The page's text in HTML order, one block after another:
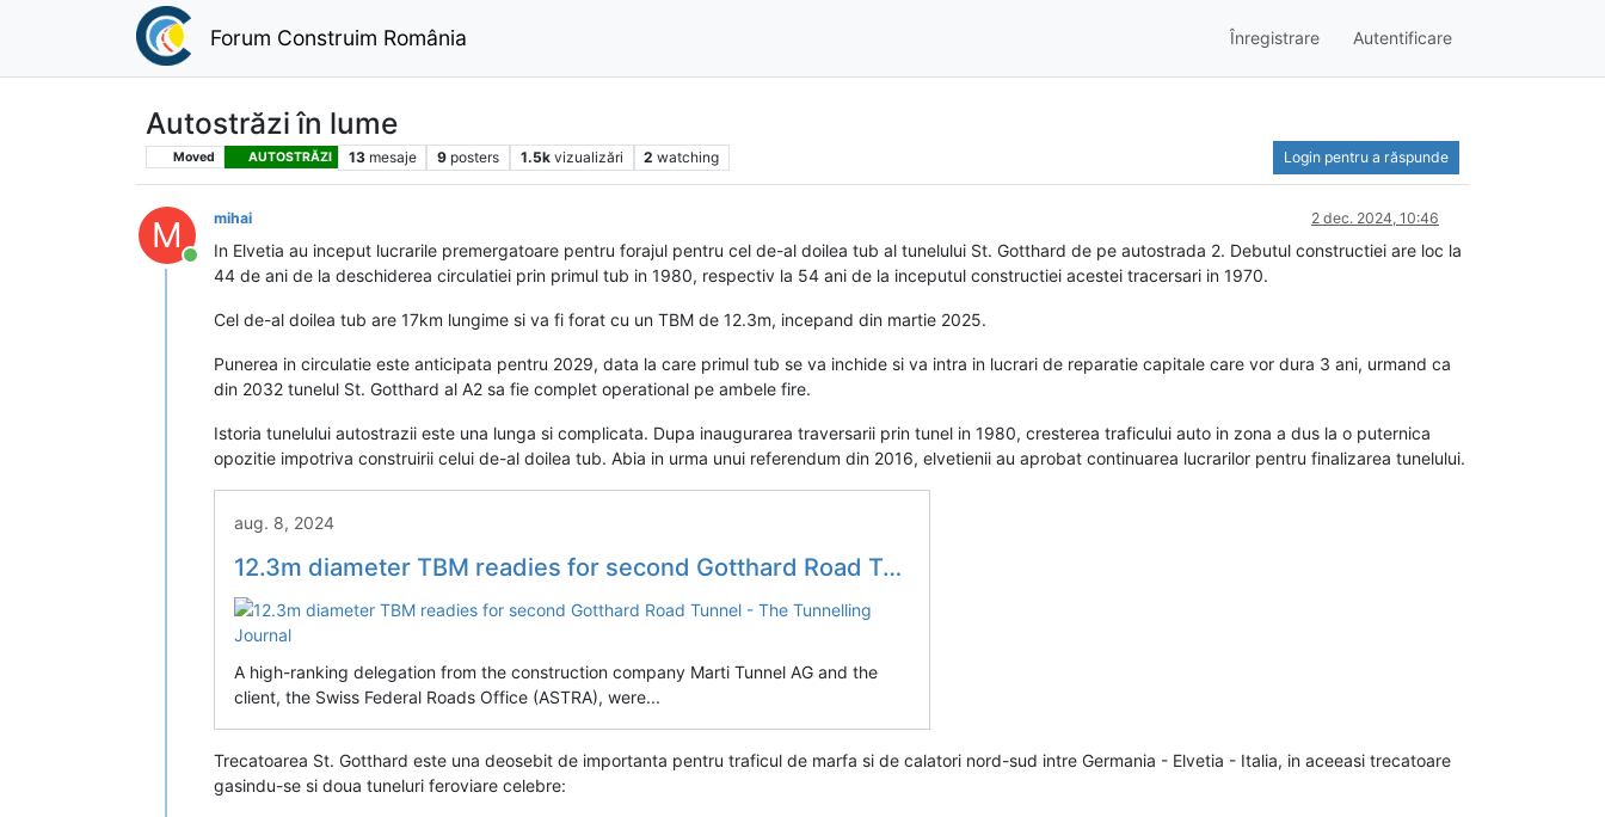
Forum Construim România Înregistrare Autentificare
Autostrăzi în lume
Moved AUTOSTRĂZI 13 mesaje 9 posters 1.5k vizualizări 2 watching Login pentru a răspunde
M
Conectat
mihai 2 dec. 2024, 10:46
In Elvetia au inceput lucrarile premergatoare pentru forajul pentru cel de-al doilea tub al tunelului St. Gotthard de pe autostrada 2. Debutul constructiei are loc la
44 de ani de la deschiderea circulatiei prin primul tub in 1980, respectiv la 54 ani de la inceputul constructiei acestei tracersari in 1970.
Cel de-al doilea tub are 17km lungime si va fi forat cu un TBM de 12.3m, incepand din martie 2025.
Punerea in circulatie este anticipata pentru 2029, data la care primul tub se va inchide si va intra in lucrari de reparatie capitale care vor dura 3 ani, urmand ca
din 2032 tunelul St. Gotthard al A2 sa fie complet operational pe ambele fire.
Istoria tunelului autostrazii este una lunga si complicata. Dupa inaugurarea traversarii prin tunel in 1980, cresterea traficului auto in zona a dus la o puternica
opozitie impotriva construirii celui de-al doilea tub. Abia in urma unui referendum din 2016, elvetienii au aprobat continuarea lucrarilor pentru finalizarea tunelului.
aug. 8, 2024
12.3m diameter TBM readies for second Gotthard Road Tunnel - The Tunnelling Journal
A high-ranking delegation from the construction company Marti Tunnel AG and the
client, the Swiss Federal Roads Office (ASTRA), were...
Trecatoarea St. Gotthard este una deosebit de importanta pentru traficul de marfa si de calatori nord-sud intre Germania - Elvetia - Italia, in aceeasi trecatoare
gasindu-se si doua tuneluri feroviare celebre: